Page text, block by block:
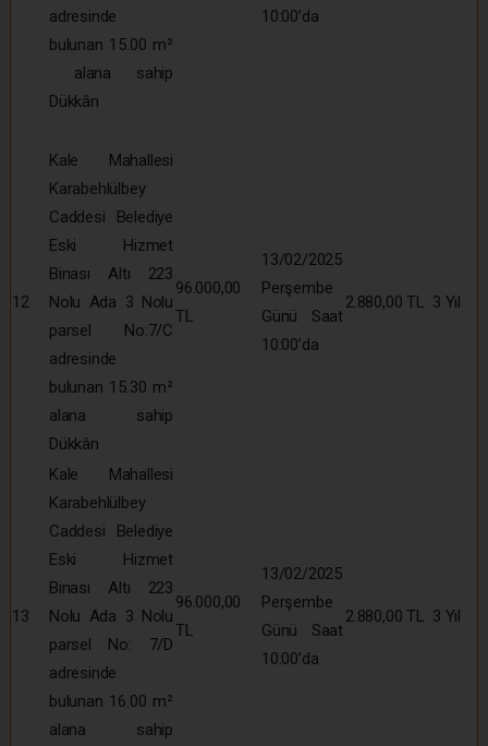
adresinde
bulunan 15.00 m²
alana sahip
Dükkân
10:00’da
12
Kale Mahallesi
Karabehlülbey
Caddesi Belediye
Eski Hizmet
Binası Altı 223
Nolu Ada 3 Nolu
parsel No:7/C
adresinde
bulunan 15.30 m²
alana sahip
Dükkân
96.000,00
TL
13/02/2025
Perşembe
Günü Saat
10:00’da
2.880,00 TL 3 Yıl
13
Kale Mahallesi
Karabehlülbey
Caddesi Belediye
Eski Hizmet
Binası Altı 223
Nolu Ada 3 Nolu
parsel No: 7/D
adresinde
bulunan 16.00 m²
alana sahip
96.000,00
TL
13/02/2025
Perşembe
Günü Saat
10:00’da
2.880,00 TL 3 Yıl